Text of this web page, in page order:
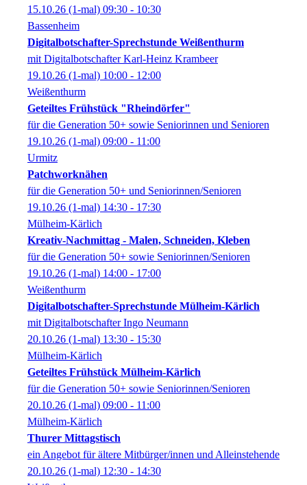
15.10.26 (1-mal) 09:30 - 10:30
Bassenheim
Digitalbotschafter-Sprechstunde Weißenthurm
mit Digitalbotschafter Karl-Heinz Krambeer
19.10.26 (1-mal) 10:00 - 12:00
Weißenthurm
Geteiltes Frühstück "Rheindörfer"
für die Generation 50+ sowie Seniorinnen und Senioren
19.10.26 (1-mal) 09:00 - 11:00
Urmitz
Patchworknähen
für die Generation 50+ und Seniorinnen/Senioren
19.10.26 (1-mal) 14:30 - 17:30
Mülheim-Kärlich
Kreativ-Nachmittag - Malen, Schneiden, Kleben
für die Generation 50+ sowie Seniorinnen/Senioren
19.10.26 (1-mal) 14:00 - 17:00
Weißenthurm
Digitalbotschafter-Sprechstunde Mülheim-Kärlich
mit Digitalbotschafter Ingo Neumann
20.10.26 (1-mal) 13:30 - 15:30
Mülheim-Kärlich
Geteiltes Frühstück Mülheim-Kärlich
für die Generation 50+ sowie Seniorinnen/Senioren
20.10.26 (1-mal) 09:00 - 11:00
Mülheim-Kärlich
Thurer Mittagstisch
ein Angebot für ältere Mitbürger/innen und Alleinstehende
20.10.26 (1-mal) 12:30 - 14:30